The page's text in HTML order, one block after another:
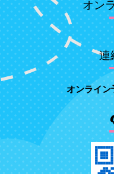
オン
連
オンライン